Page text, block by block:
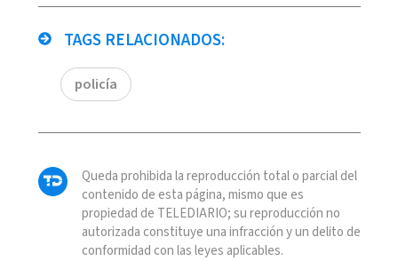
TAGS RELACIONADOS:
policía
Queda prohibida la reproducción total o parcial del
contenido de esta página, mismo que es
propiedad de TELEDIARIO; su reproducción no
autorizada constituye una infracción y un delito de
conformidad con las leyes aplicables.